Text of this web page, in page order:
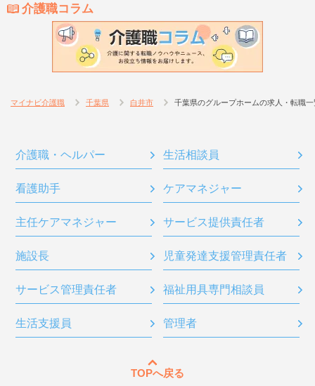
介護職コラム
マイナビ介護職 千葉県 白井市 千葉県のグループホームの求人・転職一
介護職・ヘルパー 生活相談員
看護助手 ケアマネジャー
主任ケアマネジャー サービス提供責任者
施設長 児童発達支援管理責任者
サービス管理責任者 福祉用具専門相談員
生活支援員 管理者
TOPへ戻る